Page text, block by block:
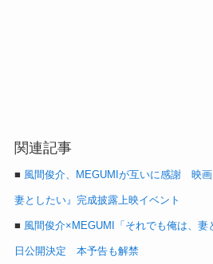
関連記事
■ 風間俊介、MEGUMIが互いに感謝 映
妻としたい』完成披露上映イベント
■ 風間俊介×MEGUMI「それでも俺は、妻
日公開決定 本予告も解禁